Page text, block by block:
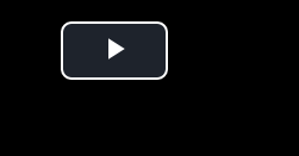
Play